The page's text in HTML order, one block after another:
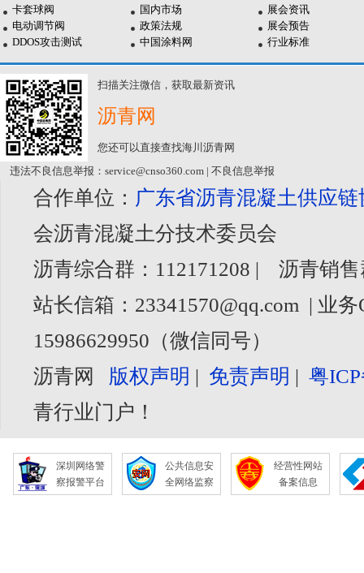
卡套球阀
电动调节阀
DDOS攻击测试
国内市场
政策法规
中国涂料网
展会资讯
展会预告
行业标准
扫描关注微信，获取最新资讯
沥青网
您还可以直接查找海川沥青网
违法不良信息举报：service@cnso360.com | 不良信息举报
合作单位： 广东省沥青混凝土供应链
会沥青混凝土分技术委员会
沥青综合群：112171208 | 沥青销
站长信箱：23341570@qq.com | 业
15986629950（微信同号）
沥青网 版权声明 | 免责声明 | 粤
青行业门户！
深圳网络警
察报警平台
公共信息安
全网络监察
经营性网站
备案信息